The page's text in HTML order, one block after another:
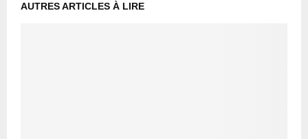
AUTRES ARTICLES À LIRE